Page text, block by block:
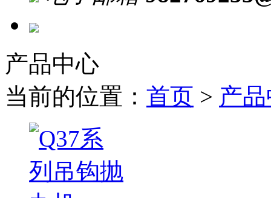
产品中心
当前的位置： 首页 > 产